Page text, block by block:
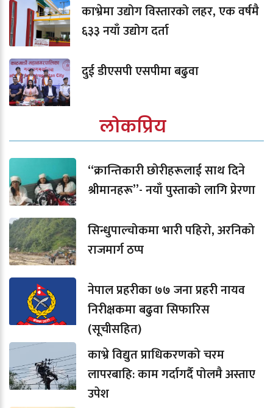
काभ्रेमा उद्योग विस्तारको लहर, एक वर्षमै
६३३ नयाँ उद्योग दर्ता
दुई डीएसपी एसपीमा बढुवा
लोकप्रिय
“क्रान्तिकारी छोरीहरूलाई साथ दिने
श्रीमानहरू”- नयाँ पुस्ताको लागि प्रेरणा
सिन्धुपाल्चोकमा भारी पहिरो, अरनिको
राजमार्ग ठप्प
नेपाल प्रहरीका ७७ जना प्रहरी नायव
निरीक्षकमा बढुवा सिफारिस
(सूचीसहित)
काभ्रे विद्युत प्राधिकरणको चरम
लापरबाहि: काम गर्दागर्दै पोलमै अस्ताए
उपेश